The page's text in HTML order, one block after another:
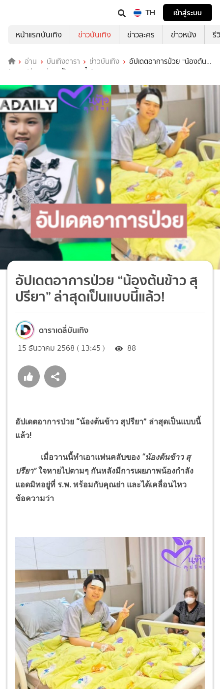
TH
เข้าสู่ระบบ
หน้าแรกบันเทิง
ข่าวบันเทิง ข่าวละคร ข่าวหนัง รี
อ่าน บันเทิงดารา ข่าวบันเทิง
อัปเดตอาการป่วย “น้องต้น
ข้าว สุปรียา” ล่าสุดเป็นแบบนี้แล้ว!
อัปเดตอาการป่วย “น้องต้นข้าว สุ
ปรียา” ล่าสุดเป็นแบบนี้แล้ว!
ดาราเดลี่บันเทิง
15 ธันวาคม 2568 ( 13:45 ) 88
อัปเดตอาการป่วย “น้องต้นข้าว สุปรียา” ล่าสุดเป็นแบบนี้
แล้ว!
เมื่อวานนี้ทำเอาแฟนคลับของ “น้องต้นข้าว สุ
ปรียา”ใจหายไปตามๆ กันหลังมีการเผยภาพน้องกำลัง
แอดมิทอยู่ที่ ร.พ. พร้อมกับคุณย่า และได้เคลื่อนไหว
ข้อความว่า